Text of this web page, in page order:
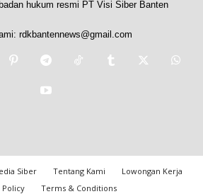
hukum resmi PT Visi Siber Banten
rdkbantennews@gmail.com
Siber Tentang Kami
Lowongan Kerja
Policy
Terms & Conditions